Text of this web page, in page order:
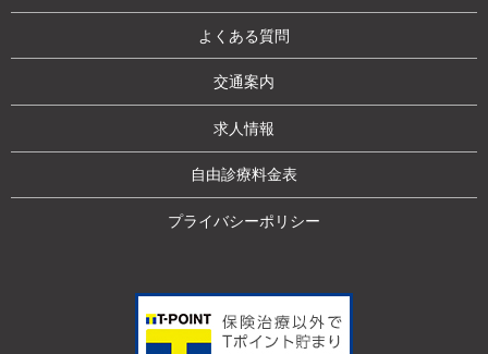
よくある質問
交通案内
求人情報
自由診療料金表
プライバシーポリシー